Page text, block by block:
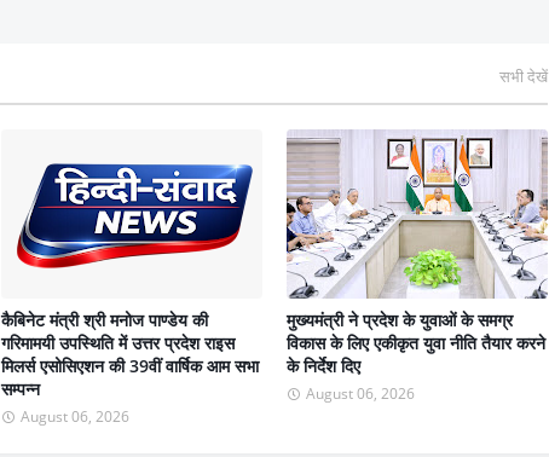
सभी देखें
कैबिनेट मंत्री श्री मनोज पाण्डेय की
गरिमामयी उपस्थिति में उत्तर प्रदेश राइस
मिलर्स एसोसिएशन की 39वीं वार्षिक आम सभा
सम्पन्न
August 06, 2026
मुख्यमंत्री ने प्रदेश के युवाओं के समग्र
विकास के लिए एकीकृत युवा नीति तैयार करने
के निर्देश दिए
August 06, 2026